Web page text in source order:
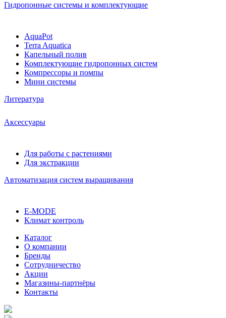
Гидропонные системы и комплектующие
AquaPot
Terra Aquatica
Капельный полив
Комплектующие гидропонных систем
Компрессоры и помпы
Мини системы
Литература
Аксессуары
Для работы с растениями
Для экстракции
Автоматизация систем выращивания
E-MODE
Климат контроль
Каталог
О компании
Бренды
Сотрудничество
Акции
Магазины-партнёры
Контакты